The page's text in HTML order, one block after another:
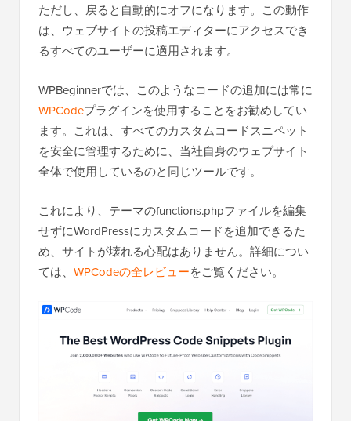
ただし、戻ると自動的にオフになります。この動作
は、ウェブサイトの投稿エディターにアクセスでき
るすべてのユーザーに適用されます。
WPBeginnerでは、このようなコードの追加には常に
WPCodeプラグインを使用することをお勧めしてい
ます。これは、すべてのカスタムコードスニペット
を安全に管理するために、当社自身のウェブサイト
全体で使用しているのと同じツールです。
これにより、テーマのfunctions.phpファイルを編集
せずにWordPressにカスタムコードを追加できるた
め、サイトが壊れる心配はありません。詳細につい
ては、 WPCodeの全レビューをご覧ください。